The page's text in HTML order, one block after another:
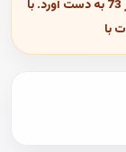
خود در سندا را در کمتر از 48 ساعت با نتیجه 106 بر 73 به دست آورد. با
با